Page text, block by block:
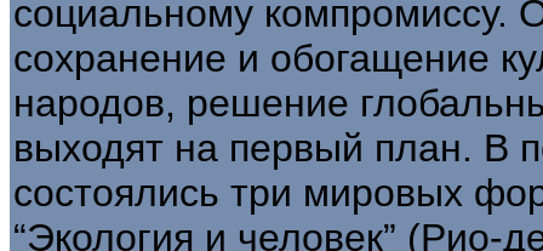
социальному компромиссу.
сохранение и обогащение
народов, решение
выходят на первый план. В
состоялись три мировых
“Экология и человек” (Рио-